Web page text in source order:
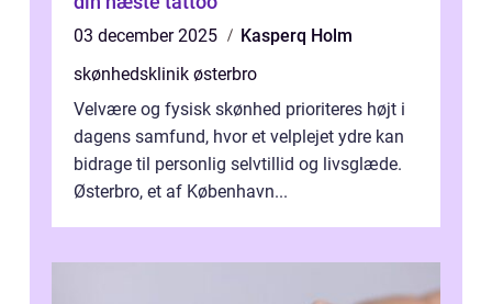
03 december 2025
Kasperq Holm
skønhedsklinik østerbro
Velvære og fysisk skønhed prioriteres højt i
dagens samfund, hvor et velplejet ydre kan
bidrage til personlig selvtillid og livsglæde.
Østerbro, et af København...